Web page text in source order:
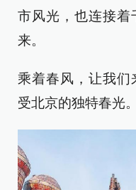
市风光，也连接着
来。
乘着春风，让我们
受北京的独特春光。